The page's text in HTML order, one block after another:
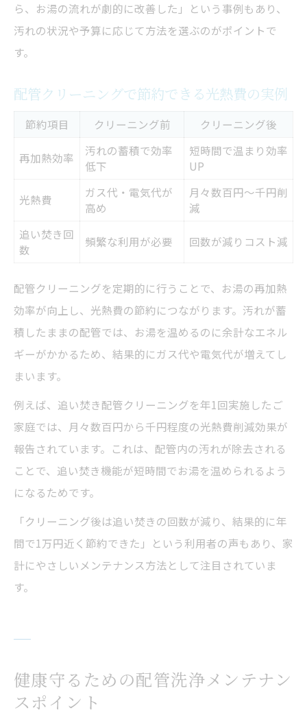
ら、お湯の流れが劇的に改善した」という事例もあり、
汚れの状況や予算に応じて方法を選ぶのがポイントで
す。
配管クリーニングで節約できる光熱費の実例
節約項目 クリーニング前 クリーニング後
再加熱効率
汚れの蓄積で効率
低下
短時間で温まり効率
UP
光熱費
ガス代・電気代が
高め
月々数百円～千円削
減
追い焚き回
数
頻繁な利用が必要 回数が減りコスト減
配管クリーニングを定期的に行うことで、お湯の再加熱
効率が向上し、光熱費の節約につながります。汚れが蓄
積したままの配管では、お湯を温めるのに余計なエネル
ギーがかかるため、結果的にガス代や電気代が増えてし
まいます。
例えば、追い焚き配管クリーニングを年1回実施したご
家庭では、月々数百円から千円程度の光熱費削減効果が
報告されています。これは、配管内の汚れが除去される
ことで、追い焚き機能が短時間でお湯を温められるよう
になるためです。
「クリーニング後は追い焚きの回数が減り、結果的に年
間で1万円近く節約できた」という利用者の声もあり、家
計にやさしいメンテナンス方法として注目されていま
す。
健康守るための配管洗浄メンテナン
スポイント